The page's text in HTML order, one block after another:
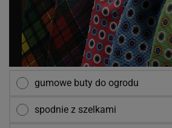
gumowe buty do ogrodu
spodnie z szelkami